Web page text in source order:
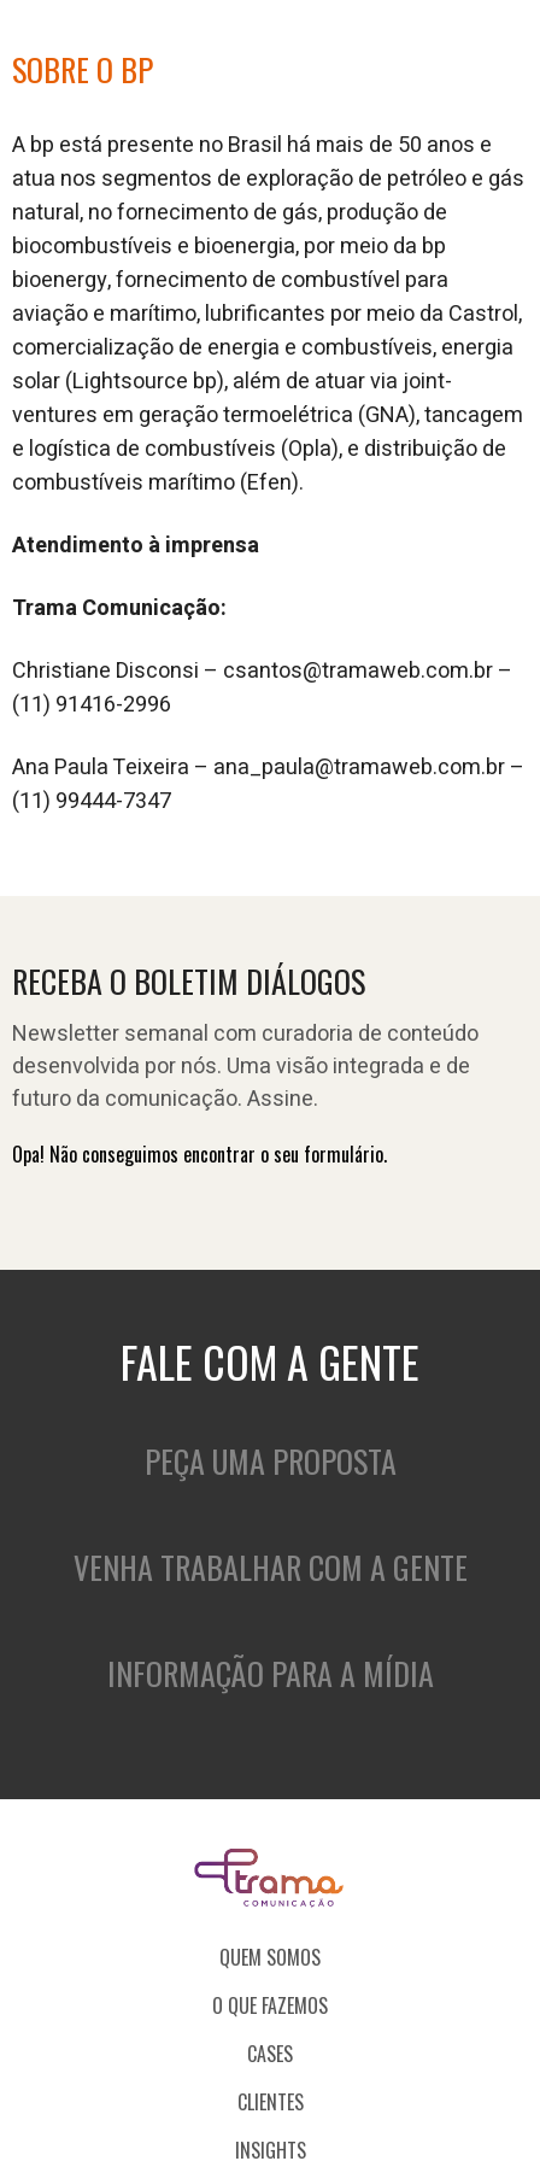
SOBRE O BP
A bp está presente no Brasil há mais de 50 anos e
atua nos segmentos de exploração de petróleo e gás
natural, no fornecimento de gás, produção de
biocombustíveis e bioenergia, por meio da bp
bioenergy, fornecimento de combustível para
aviação e marítimo, lubrificantes por meio da Castrol,
comercialização de energia e combustíveis, energia
solar (Lightsource bp), além de atuar via joint-
ventures em geração termoelétrica (GNA), tancagem
e logística de combustíveis (Opla), e distribuição de
combustíveis marítimo (Efen).
Atendimento à imprensa
Trama Comunicação:
Christiane Disconsi – csantos@tramaweb.com.br –
(11) 91416-2996
Ana Paula Teixeira – ana_paula@tramaweb.com.br –
(11) 99444-7347
RECEBA O BOLETIM DIÁLOGOS
Newsletter semanal com curadoria de conteúdo
desenvolvida por nós. Uma visão integrada e de
futuro da comunicação. Assine.
Opa! Não conseguimos encontrar o seu formulário.
FALE COM A GENTE
PEÇA UMA PROPOSTA
VENHA TRABALHAR COM A GENTE
INFORMAÇÃO PARA A MÍDIA
QUEM SOMOS
O QUE FAZEMOS
CASES
CLIENTES
INSIGHTS